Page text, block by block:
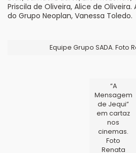
Priscila de Oliveira, Alice de
do Grupo Neoplan, Vanessa Toledo.
Equipe Grupo SADA. Foto
“A
Mensagem
de Jequi”
em cartaz
nos
cinemas.
Foto
Renata